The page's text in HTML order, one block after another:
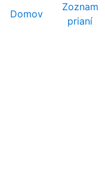
Domov
Zoznam
prianí